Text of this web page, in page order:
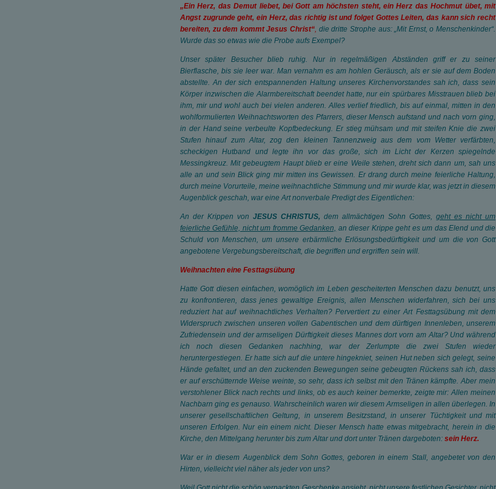
„Ein Herz, das Demut liebet, bei Gott am höchsten steht, ein Herz das Hochmut übet, mit
Angst zugrunde geht, ein Herz, das richtig ist und folget Gottes Leiten, das kann sich recht
bereiten, zu dem kommt Jesus Christ“, die dritte Strophe aus: „Mit Ernst, o Menschenkinder“.
Wurde das so etwas wie die Probe aufs Exempel?
Unser später Besucher blieb ruhig. Nur in regelmäßigen Abständen griff er zu seiner
Bierflasche, bis sie leer war. Man vernahm es am hohlen Geräusch, als er sie auf dem Boden
abstellte. An der sich entspannenden Haltung unseres Kirchenvorstandes sah ich, dass sein
Körper inzwischen die Alarmbereitschaft beendet hatte, nur ein spürbares Misstrauen blieb bei
ihm, mir und wohl auch bei vielen anderen. Alles verlief friedlich, bis auf einmal, mitten in den
wohlformulierten Weihnachtsworten des Pfarrers, dieser Mensch aufstand und nach vorn ging,
in der Hand seine verbeulte Kopfbedeckung. Er stieg mühsam und mit steifen Knie die zwei
Stufen hinauf zum Altar, zog den kleinen Tannenzweig aus dem vom Wetter verfärbten,
scheckigen Hutband und legte ihn vor das große, sich im Licht der Kerzen spiegelnde
Messingkreuz. Mit gebeugtem Haupt blieb er eine Weile stehen, dreht sich dann um, sah uns
alle an und sein Blick ging mir mitten ins Gewissen. Er drang durch meine feierliche Haltung,
durch meine Vorurteile, meine weihnachtliche Stimmung und mir wurde klar, was jetzt in diesem
Augenblick geschah, war eine Art nonverbale Predigt des Eigentlichen:
An der Krippen von JESUS CHRISTUS, dem allmächtigen Sohn Gottes, geht es nicht um
feierliche Gefühle, nicht um fromme Gedanken, an dieser Krippe geht es um das Elend und die
Schuld von Menschen, um unsere erbärmliche Erlösungsbedürftigkeit und um die von Gott
angebotene Vergebungsbereitschaft, die begriffen und ergriffen sein will.
Weihnachten eine Festtagsübung
Hatte Gott diesen einfachen, womöglich im Leben gescheiterten Menschen dazu benutzt, uns
zu konfrontieren, dass jenes gewaltige Ereignis, allen Menschen widerfahren, sich bei uns
reduziert hat auf weihnachtliches Verhalten? Pervertiert zu einer Art Festtagsübung mit dem
Widerspruch zwischen unseren vollen Gabentischen und dem dürftigen Innenleben, unserem
Zufriedensein und der armseligen Dürftigkeit dieses Mannes dort vorn am Altar? Und während
ich noch diesen Gedanken nachhing, war der Zerlumpte die zwei Stufen wieder
heruntergestiegen. Er hatte sich auf die untere hingekniet, seinen Hut neben sich gelegt, seine
Hände gefaltet, und an den zuckenden Bewegungen seine gebeugten Rückens sah ich, dass
er auf erschütternde Weise weinte, so sehr, dass ich selbst mit den Tränen kämpfte. Aber mein
verstohlener Blick nach rechts und links, ob es auch keiner bemerkte, zeigte mir: Allen meinen
Nachbarn ging es genauso. Wahrscheinlich waren wir diesem Armseligen in allen überlegen. In
unserer gesellschaftlichen Geltung, in unserem Besitzstand, in unserer Tüchtigkeit und mit
unseren Erfolgen. Nur ein einem nicht. Dieser Mensch hatte etwas mitgebracht, herein in die
Kirche, den Mittelgang herunter bis zum Altar und dort unter Tränen dargeboten: sein Herz.
War er in diesem Augenblick dem Sohn Gottes, geboren in einem Stall, angebetet von den
Hirten, vielleicht viel näher als jeder von uns?